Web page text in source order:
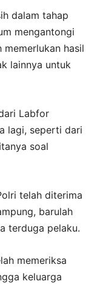
dalam tahap
mengantongi
memerlukan hasil
lainnya untuk
Labfor
lagi, seperti dari
soal
telah diterima
barulah
terduga pelaku.
memeriksa
keluarga